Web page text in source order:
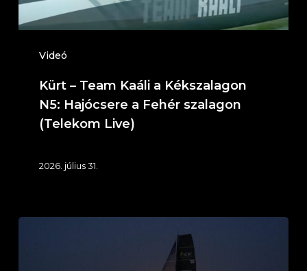
Videó
Hajócsere
a
Fehér
szalagon
(Telekom
Live)
Kürt – Team Kaáli a Kékszalagon
N5: Hajócsere a Fehér szalagon
(Telekom Live)
2026. július 31.